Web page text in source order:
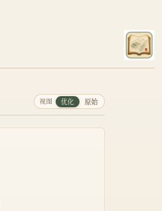
视图 优化 原始